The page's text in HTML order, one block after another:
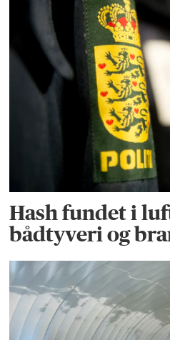
Hash fundet i
bådtyveri og